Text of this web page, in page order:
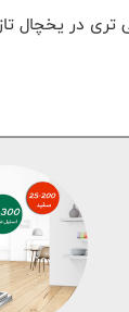
برای مدت زمان طولانی